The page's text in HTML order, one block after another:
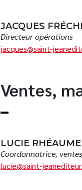
JACQUES
Directeur opérations
jacques@saint-
Ventes,
LUCIE RHÉAUME
Coordonnatrice, ventes
lucie@saint-